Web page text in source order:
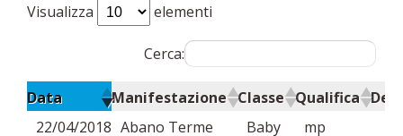
Visualizza elementi
Cerca:
Data Manifestazione Classe Qualifica
22/04/2018 Abano Terme Baby mp